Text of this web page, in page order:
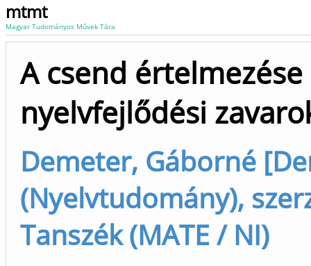
mtmt
Magyar Tudományos Művek Tára
A csend
nyelvfejlődési
Demeter, Gáborné
(Nyelvtudomány),
Tanszék (MATE / NI)